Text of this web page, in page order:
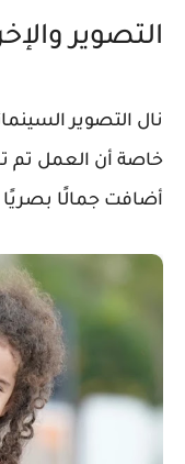
التصوير
نال التصوير
خاصة أن العمل تم
أضافت جمالًا